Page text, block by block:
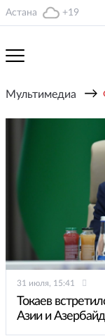
Астана +19
Мультимедиа →
31 июля, 15:41
Токаев
Азии и